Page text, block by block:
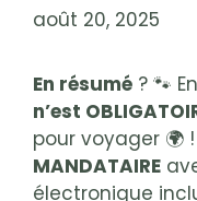
août 20, 2025
En résumé ? 🐾
n’est
pour voyager 🌍 !
MANDATAIRE
électronique